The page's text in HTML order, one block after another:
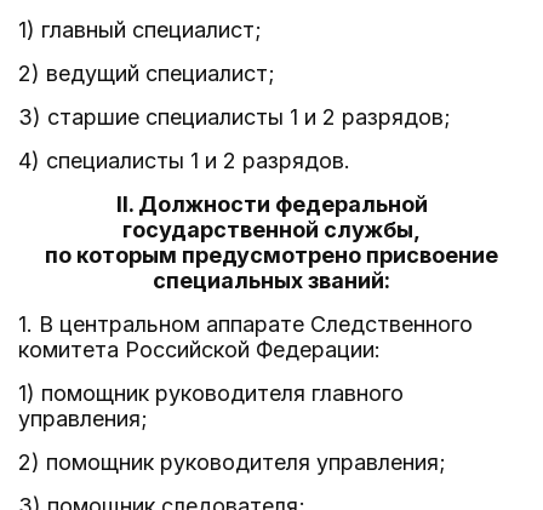
1) главный специалист;
2) ведущий специалист;
3) старшие специалисты 1 и 2 разрядов;
4) специалисты 1 и 2 разрядов.
II. Должности федеральной
государственной службы,
по которым предусмотрено присвоение
специальных званий:
1. В центральном аппарате Следственного
комитета Российской Федерации:
1) помощник руководителя главного
управления;
2) помощник руководителя управления;